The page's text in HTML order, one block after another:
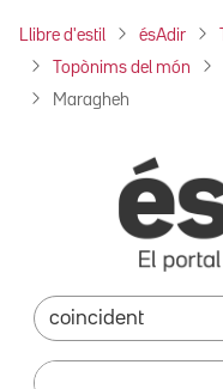
Llibre d'estil ésAdir
Topònims del món
Maragheh